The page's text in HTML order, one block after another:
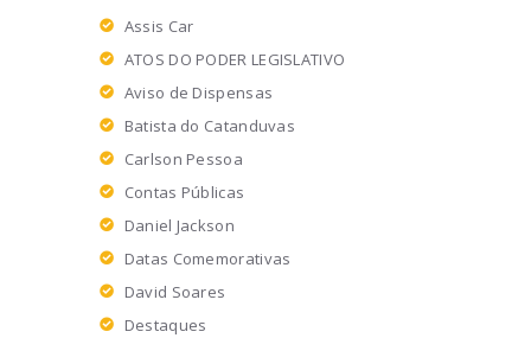
Assis Car
ATOS DO PODER LEGISLATIVO
Aviso de Dispensas
Batista do Catanduvas
Carlson Pessoa
Contas Públicas
Daniel Jackson
Datas Comemorativas
David Soares
Destaques